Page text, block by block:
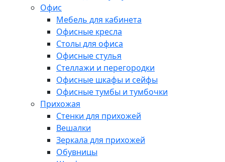
Офис
Мебель для кабинета
Офисные кресла
Столы для офиса
Офисные стулья
Стеллажи и перегородки
Офисные шкафы и сейфы
Офисные тумбы и тумбочки
Прихожая
Стенки для прихожей
Вешалки
Зеркала для прихожей
Обувницы